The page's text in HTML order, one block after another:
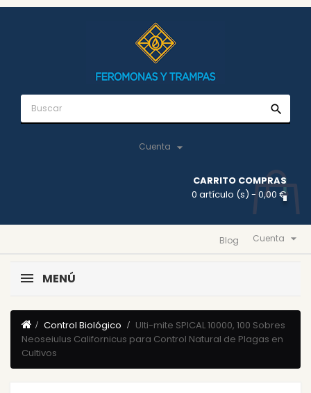
search
Cuenta 
CARRITO COMPRAS
0 artículo (s) - 0,00 €
Cuenta 
Blog
MENÚ
Control Biológico
Ulti-mite SPICAL 10000, 100 Sobres
Neoseiulus Californicus para Control Natural de Plagas en
Cultivos